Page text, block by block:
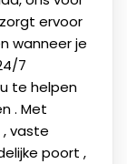
ervoor
wanneer je
7
te helpen
. Met
vaste
poort ,